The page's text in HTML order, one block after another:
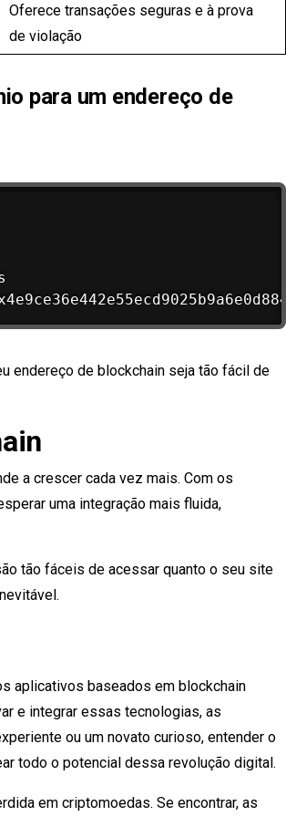
Oferece transações seguras e à prova
de violação
para um endereço de
endereço de blockchain seja tão fácil de
a crescer cada vez mais. Com os
uma integração mais fluida,
tão fáceis de acessar quanto o seu site
aplicativos baseados em blockchain
e integrar essas tecnologias, as
ou um novato curioso, entender o
todo o potencial dessa revolução digital.
em criptomoedas. Se encontrar, as